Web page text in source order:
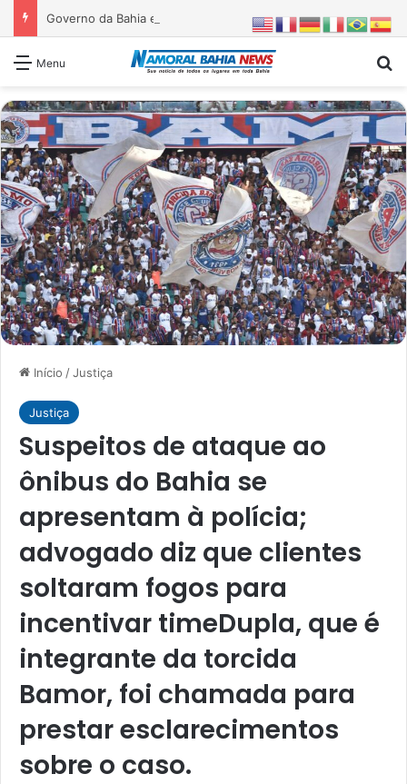
Governo da Bahia entrega 1ª etapa da requalificação do Parque Metropolitano de Pituaçu
Menu
Início /Justiça
Justiça
Suspeitos de ataque ao
ônibus do Bahia se
apresentam à polícia;
advogado diz que clientes
soltaram fogos para
incentivar timeDupla, que é
integrante da torcida
Bamor, foi chamada para
prestar esclarecimentos
sobre o caso.